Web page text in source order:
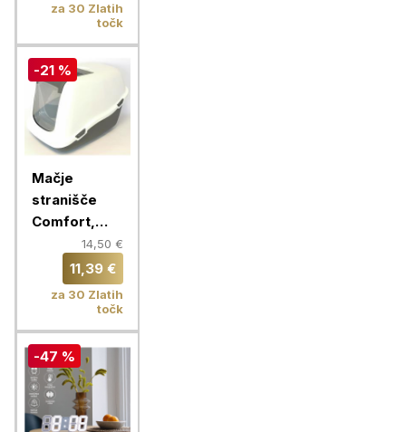
za 30 Zlatih
točk
-21 %
Mačje
stranišče
Comfort,
siva/bela
14,50 €
11,39 €
za 30 Zlatih
točk
-47 %